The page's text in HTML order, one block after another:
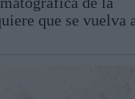
que se vuelva